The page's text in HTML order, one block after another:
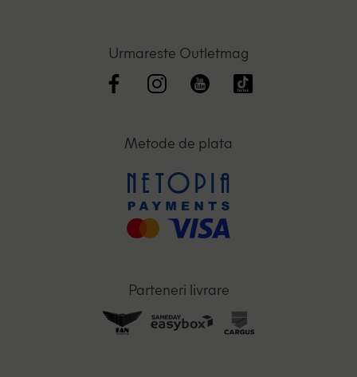
Urmareste Outletmag
Metode de plata
Parteneri livrare